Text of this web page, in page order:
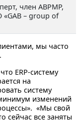
член ABPMP,
– group of
мы часто
ERP-систему
на
систему
изменений
«Мы свой
сейчас все заняты